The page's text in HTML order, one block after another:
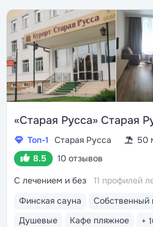
«Старая Русса» Старая
Топ-1 Старая Русса
50
8.5
10 отзывов
Финская сауна Собственный
Душевые
Кафе пляжное +
С лечением и без 11 профилей